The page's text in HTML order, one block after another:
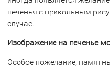
печенья с прикольным
случае.
Изображение на печенье
Особое пожелание,